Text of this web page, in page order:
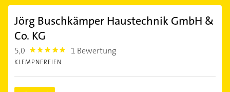
Jörg Buschkämper Haustechnik GmbH &
Co. KG
5,0 5.0 1 Bewertung
KLEMPNEREIEN